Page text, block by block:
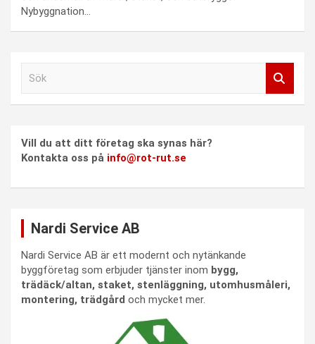
Nybyggnation…
Vill du att ditt företag ska synas här?
Kontakta oss på info@rot-rut.se
Nardi Service AB
Nardi Service AB är ett modernt och nytänkande
byggföretag som erbjuder tjänster inom bygg,
trädäck/altan, staket, stenläggning, utomhusmåleri,
montering, trädgård och mycket mer.